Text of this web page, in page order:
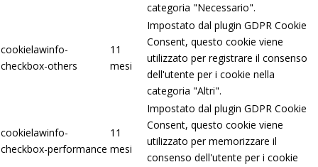
categoria "Necessario".
cookielawinfo-
checkbox-others
11
mesi
Impostato dal plugin GDPR Cookie
Consent, questo cookie viene
utilizzato per registrare il consenso
dell'utente per i cookie nella
categoria "Altri".
cookielawinfo-
checkbox-performance
11
mesi
Impostato dal plugin GDPR Cookie
Consent, questo cookie viene
utilizzato per memorizzare il
consenso dell'utente per i cookie